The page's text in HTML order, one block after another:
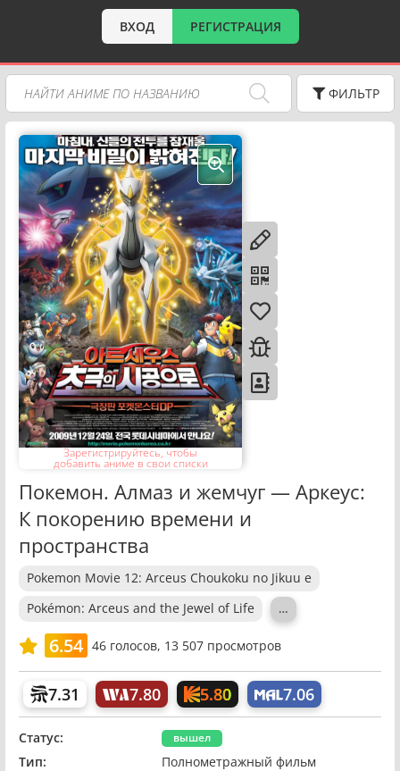
ВХОД РЕГИСТРАЦИЯ
ФИЛЬТР
Зарегистрируйтесь, чтобы
добавить аниме в свои списки
Покемон. Алмаз и жемчуг — Аркеус:
К покорению времени и
пространства
Pokemon Movie 12: Arceus Choukoku no Jikuu e
Pokémon: Arceus and the Jewel of Life
…
6.54 46голосов, 13 507 просмотров
7.31 7.80 5.80 7.06
Статус: вышел
Тип:
Полнометражный фильм